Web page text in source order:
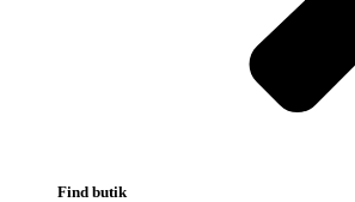
Find butik